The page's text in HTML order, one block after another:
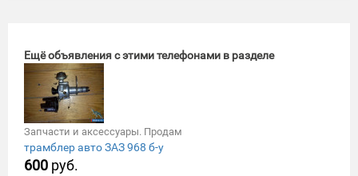
Ещё объявления с этими телефонами в разделе
Запчасти и аксессуары. Продам
трамблер авто ЗАЗ 968 б-у
600 руб.